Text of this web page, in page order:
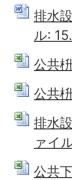
排水
ル:
公共
公共
排水
ァイ
公共